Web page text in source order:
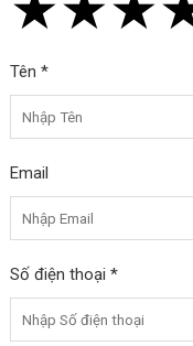
Tên *
Email
Số điện thoại *